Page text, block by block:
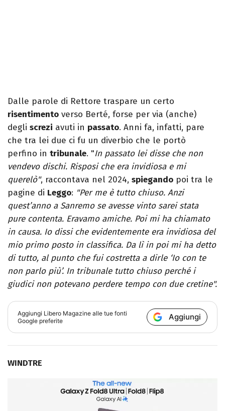
Dalle parole di Rettore traspare un certo
risentimento verso Berté, forse per via (anche)
degli screzi avuti in passato. Anni fa, infatti, pare
che tra lei due ci fu un diverbio che le portò
perfino in tribunale. "In passato lei disse che non
vendevo dischi. Risposi che era invidiosa e mi
querelò", raccontava nel 2024, spiegando poi tra le
pagine di Leggo: "Per me è tutto chiuso. Anzi
quest’anno a Sanremo se avesse vinto sarei stata
pure contenta. Eravamo amiche. Poi mi ha chiamato
in causa. Io dissi che evidentemente era invidiosa del
mio primo posto in classifica. Da lì in poi mi ha detto
di tutto, al punto che fui costretta a dirle ‘Io con te
non parlo più’. In tribunale tutto chiuso perché i
giudici non potevano perdere tempo con due cretine".
Aggiungi Libero Magazine alle tue fonti
Google preferite
Aggiungi
WINDTRE